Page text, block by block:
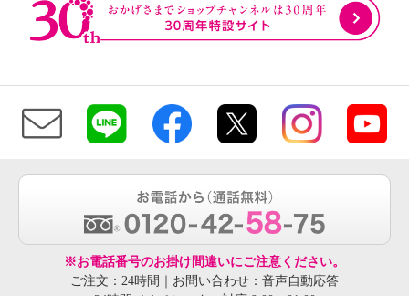
※お電話番号のお掛け間違いにご注意ください。
ご注文：24時間｜お問い合わせ：音声自動応答